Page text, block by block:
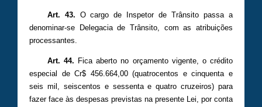
Art. 43. O cargo de Inspetor de Trânsito passa a
denominar-se Delegacia de Trânsito, com as atribuições
processantes.
Art. 44. Fica aberto no orçamento vigente, o crédito
especial de Cr$ 456.664,00 (quatrocentos e cinquenta e
seis mil, seiscentos e sessenta e quatro cruzeiros) para
fazer face às despesas previstas na presente Lei, por conta